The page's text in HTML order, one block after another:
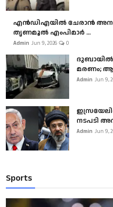
എൻഡിഎയിൽ ചേരാൻ
തൃണമൂൽ എംപിമാർ ...
Admin Jun 9, 2026 0
ദുബായിൽ
മരണം;
Admin Jun 9,
നടപടി
Admin Jun 9,
Sports